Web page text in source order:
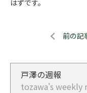
はずです。
前の記
戸澤の週報
tozawa's weekly